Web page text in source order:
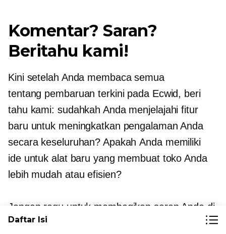
Komentar? Saran?
Beritahu kami!
Kini setelah Anda membaca semua
tentang pembaruan terkini pada Ecwid, beri
tahu kami: sudahkah Anda menjelajahi fitur
baru untuk meningkatkan pengalaman Anda
secara keseluruhan? Apakah Anda memiliki
ide untuk alat baru yang membuat toko Anda
lebih mudah atau efisien?
Jangan ragu untuk membagikan saran Anda di
bagian komentar di bawah. Kami sangat
Daftar Isi